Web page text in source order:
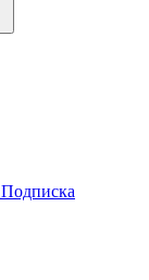
Подписка